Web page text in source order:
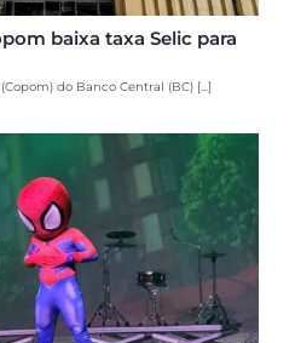
baixa taxa Selic para
do Banco Central (BC) [...]